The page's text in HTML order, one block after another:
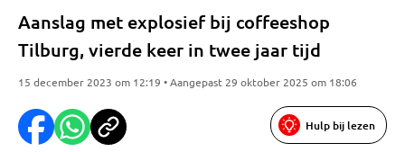
Aanslag met explosief bij coffeeshop
Tilburg, vierde keer in twee jaar tijd
15 december 2023 om 12:19 • Aangepast 29 oktober 2025 om 18:06
Hulp bij lezen